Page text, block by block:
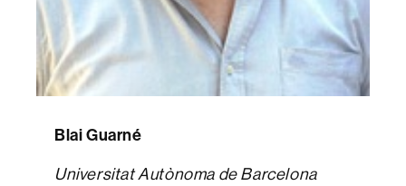
Blai Guarné
Universitat Autònoma de Barcelona